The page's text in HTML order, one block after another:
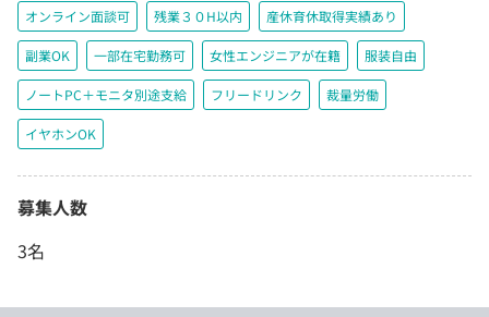
オンライン面談可 残業３０H以内 産休育休取得実績あり
副業OK 一部在宅勤務可 女性エンジニアが在籍 服装自由
ノートPC＋モニタ別途支給 フリードリンク 裁量労働
イヤホンOK
募集人数
3名